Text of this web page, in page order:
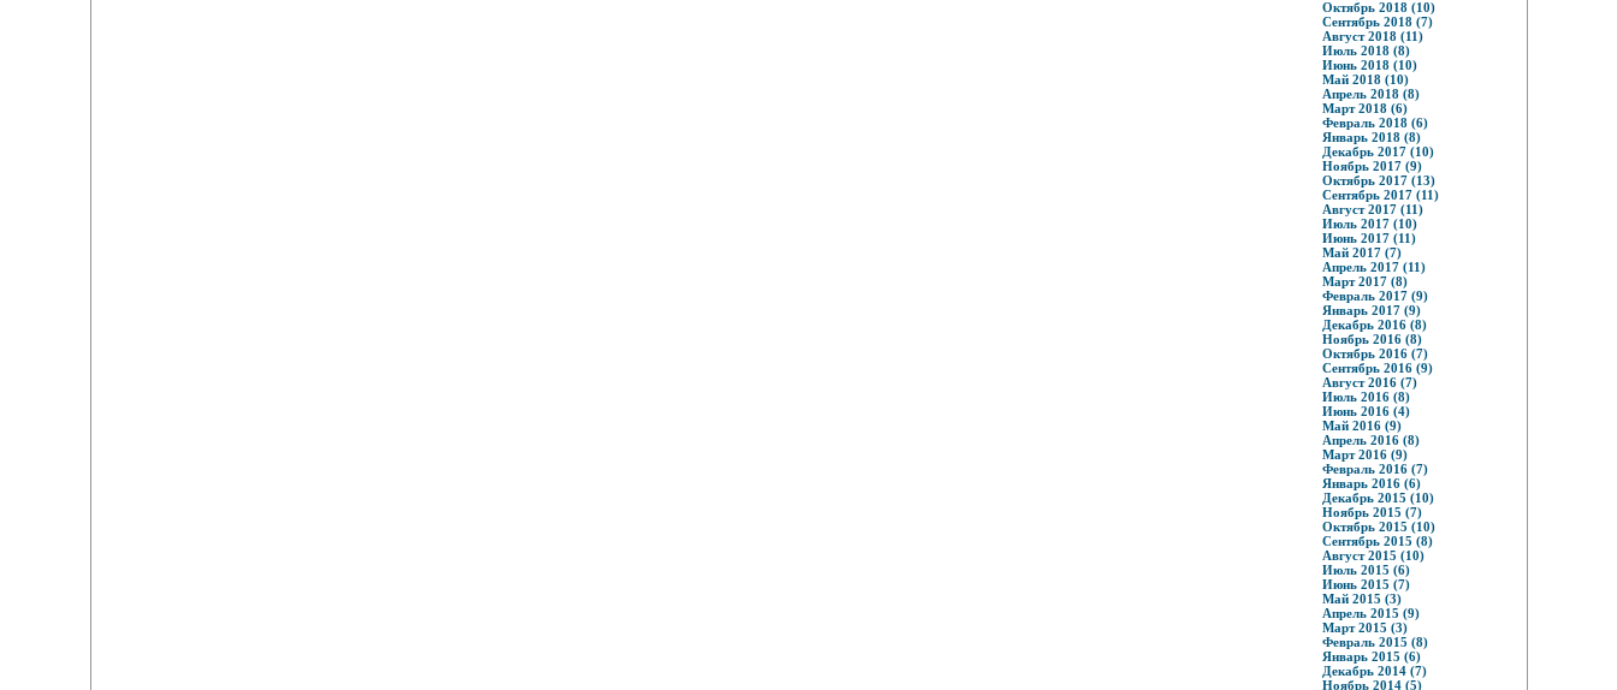
Октябрь 2018 (10)
Сентябрь 2018 (7)
Август 2018 (11)
Июль 2018 (8)
Июнь 2018 (10)
Май 2018 (10)
Апрель 2018 (8)
Март 2018 (6)
Февраль 2018 (6)
Январь 2018 (8)
Декабрь 2017 (10)
Ноябрь 2017 (9)
Октябрь 2017 (13)
Сентябрь 2017 (11)
Август 2017 (11)
Июль 2017 (10)
Июнь 2017 (11)
Май 2017 (7)
Апрель 2017 (11)
Март 2017 (8)
Февраль 2017 (9)
Январь 2017 (9)
Декабрь 2016 (8)
Ноябрь 2016 (8)
Октябрь 2016 (7)
Сентябрь 2016 (9)
Август 2016 (7)
Июль 2016 (8)
Июнь 2016 (4)
Май 2016 (9)
Апрель 2016 (8)
Март 2016 (9)
Февраль 2016 (7)
Январь 2016 (6)
Декабрь 2015 (10)
Ноябрь 2015 (7)
Октябрь 2015 (10)
Сентябрь 2015 (8)
Август 2015 (10)
Июль 2015 (6)
Июнь 2015 (7)
Май 2015 (3)
Апрель 2015 (9)
Март 2015 (3)
Февраль 2015 (8)
Январь 2015 (6)
Декабрь 2014 (7)
Ноябрь 2014 (5)